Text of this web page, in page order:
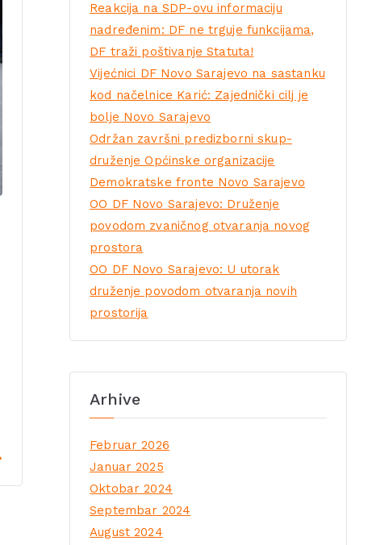
Reakcija na SDP-ovu informaciju
nadređenim: DF ne trguje funkcijama,
DF traži poštivanje Statuta!
Vijećnici DF Novo Sarajevo na sastanku
kod načelnice Karić: Zajednički cilj je
bolje Novo Sarajevo
Održan završni predizborni skup-
druženje Općinske organizacije
Demokratske fronte Novo Sarajevo
OO DF Novo Sarajevo: Druženje
povodom zvaničnog otvaranja novog
prostora
OO DF Novo Sarajevo: U utorak
druženje povodom otvaranja novih
prostorija
Arhive
Februar 2026
Januar 2025
Oktobar 2024
Septembar 2024
August 2024